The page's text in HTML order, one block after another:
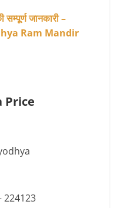
सम्पूर्ण जानकारी –
Ram Mandir
Price
224123